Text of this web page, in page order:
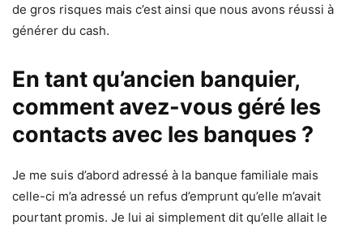
de gros risques mais c’est ainsi que nous avons réussi à
générer du cash.
En tant qu’ancien banquier,
comment avez-vous géré les
contacts avec les banques ?
Je me suis d’abord adressé à la banque familiale mais
celle-ci m’a adressé un refus d’emprunt qu’elle m’avait
pourtant promis. Je lui ai simplement dit qu’elle allait le